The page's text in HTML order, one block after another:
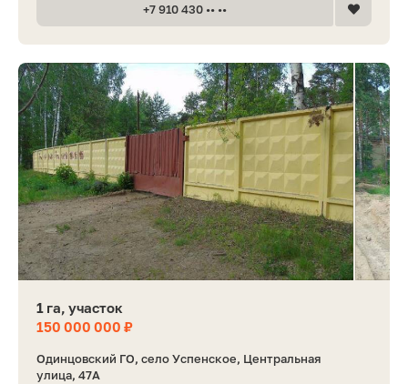
+7 910 430 •• ••
1 га, участок
150 000 000 ₽
Одинцовский ГО, село Успенское, Центральная
улица, 47А